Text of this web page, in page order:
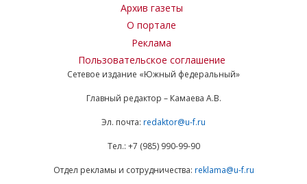
Архив газеты
О портале
Реклама
Пользовательское соглашение
Сетевое издание «Южный федеральный»
Главный редактор – Камаева А.В.
Эл. почта: redaktor@u-f.ru
Тел.: +7 (985) 990-99-90
Отдел рекламы и сотрудничества: reklama@u-f.ru